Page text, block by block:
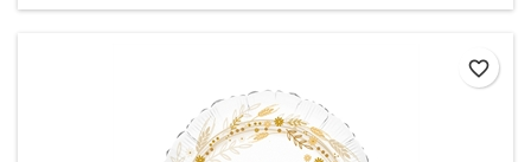
favorite_border